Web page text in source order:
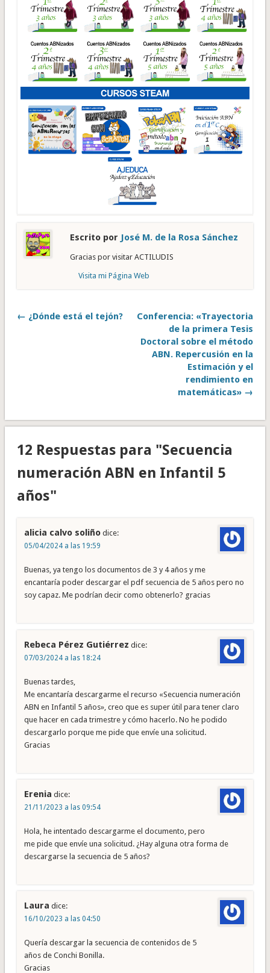
Escrito por José M. de la Rosa Sánchez
Gracias por visitar ACTILUDIS
Visita mi Página Web
← ¿Dónde está el tejón?
Conferencia: «Trayectoria
de la primera Tesis
Doctoral sobre el método
ABN. Repercusión en la
Estimación y el
rendimiento en
matemáticas» →
12 Respuestas para "Secuencia
numeración ABN en Infantil 5
años"
alicia calvo soliño dice:
05/04/2024 a las 19:59
Buenas, ya tengo los documentos de 3 y 4 años y me
encantaría poder descargar el pdf secuencia de 5 años pero no
soy capaz. Me podrían decir como obtenerlo? gracias
Rebeca Pérez Gutiérrez dice:
07/03/2024 a las 18:24
Buenas tardes,
Me encantaría descargarme el recurso «Secuencia numeración
ABN en Infantil 5 años», creo que es super útil para tener claro
que hacer en cada trimestre y cómo hacerlo. No he podido
descargarlo porque me pide que envíe una solicitud.
Gracias
Erenia dice:
21/11/2023 a las 09:54
Hola, he intentado descargarme el documento, pero
me pide que envíe una solicitud. ¿Hay alguna otra forma de
descargarse la secuencia de 5 años?
Laura dice:
16/10/2023 a las 04:50
Quería descargar la secuencia de contenidos de 5
años de Conchi Bonilla.
Gracias